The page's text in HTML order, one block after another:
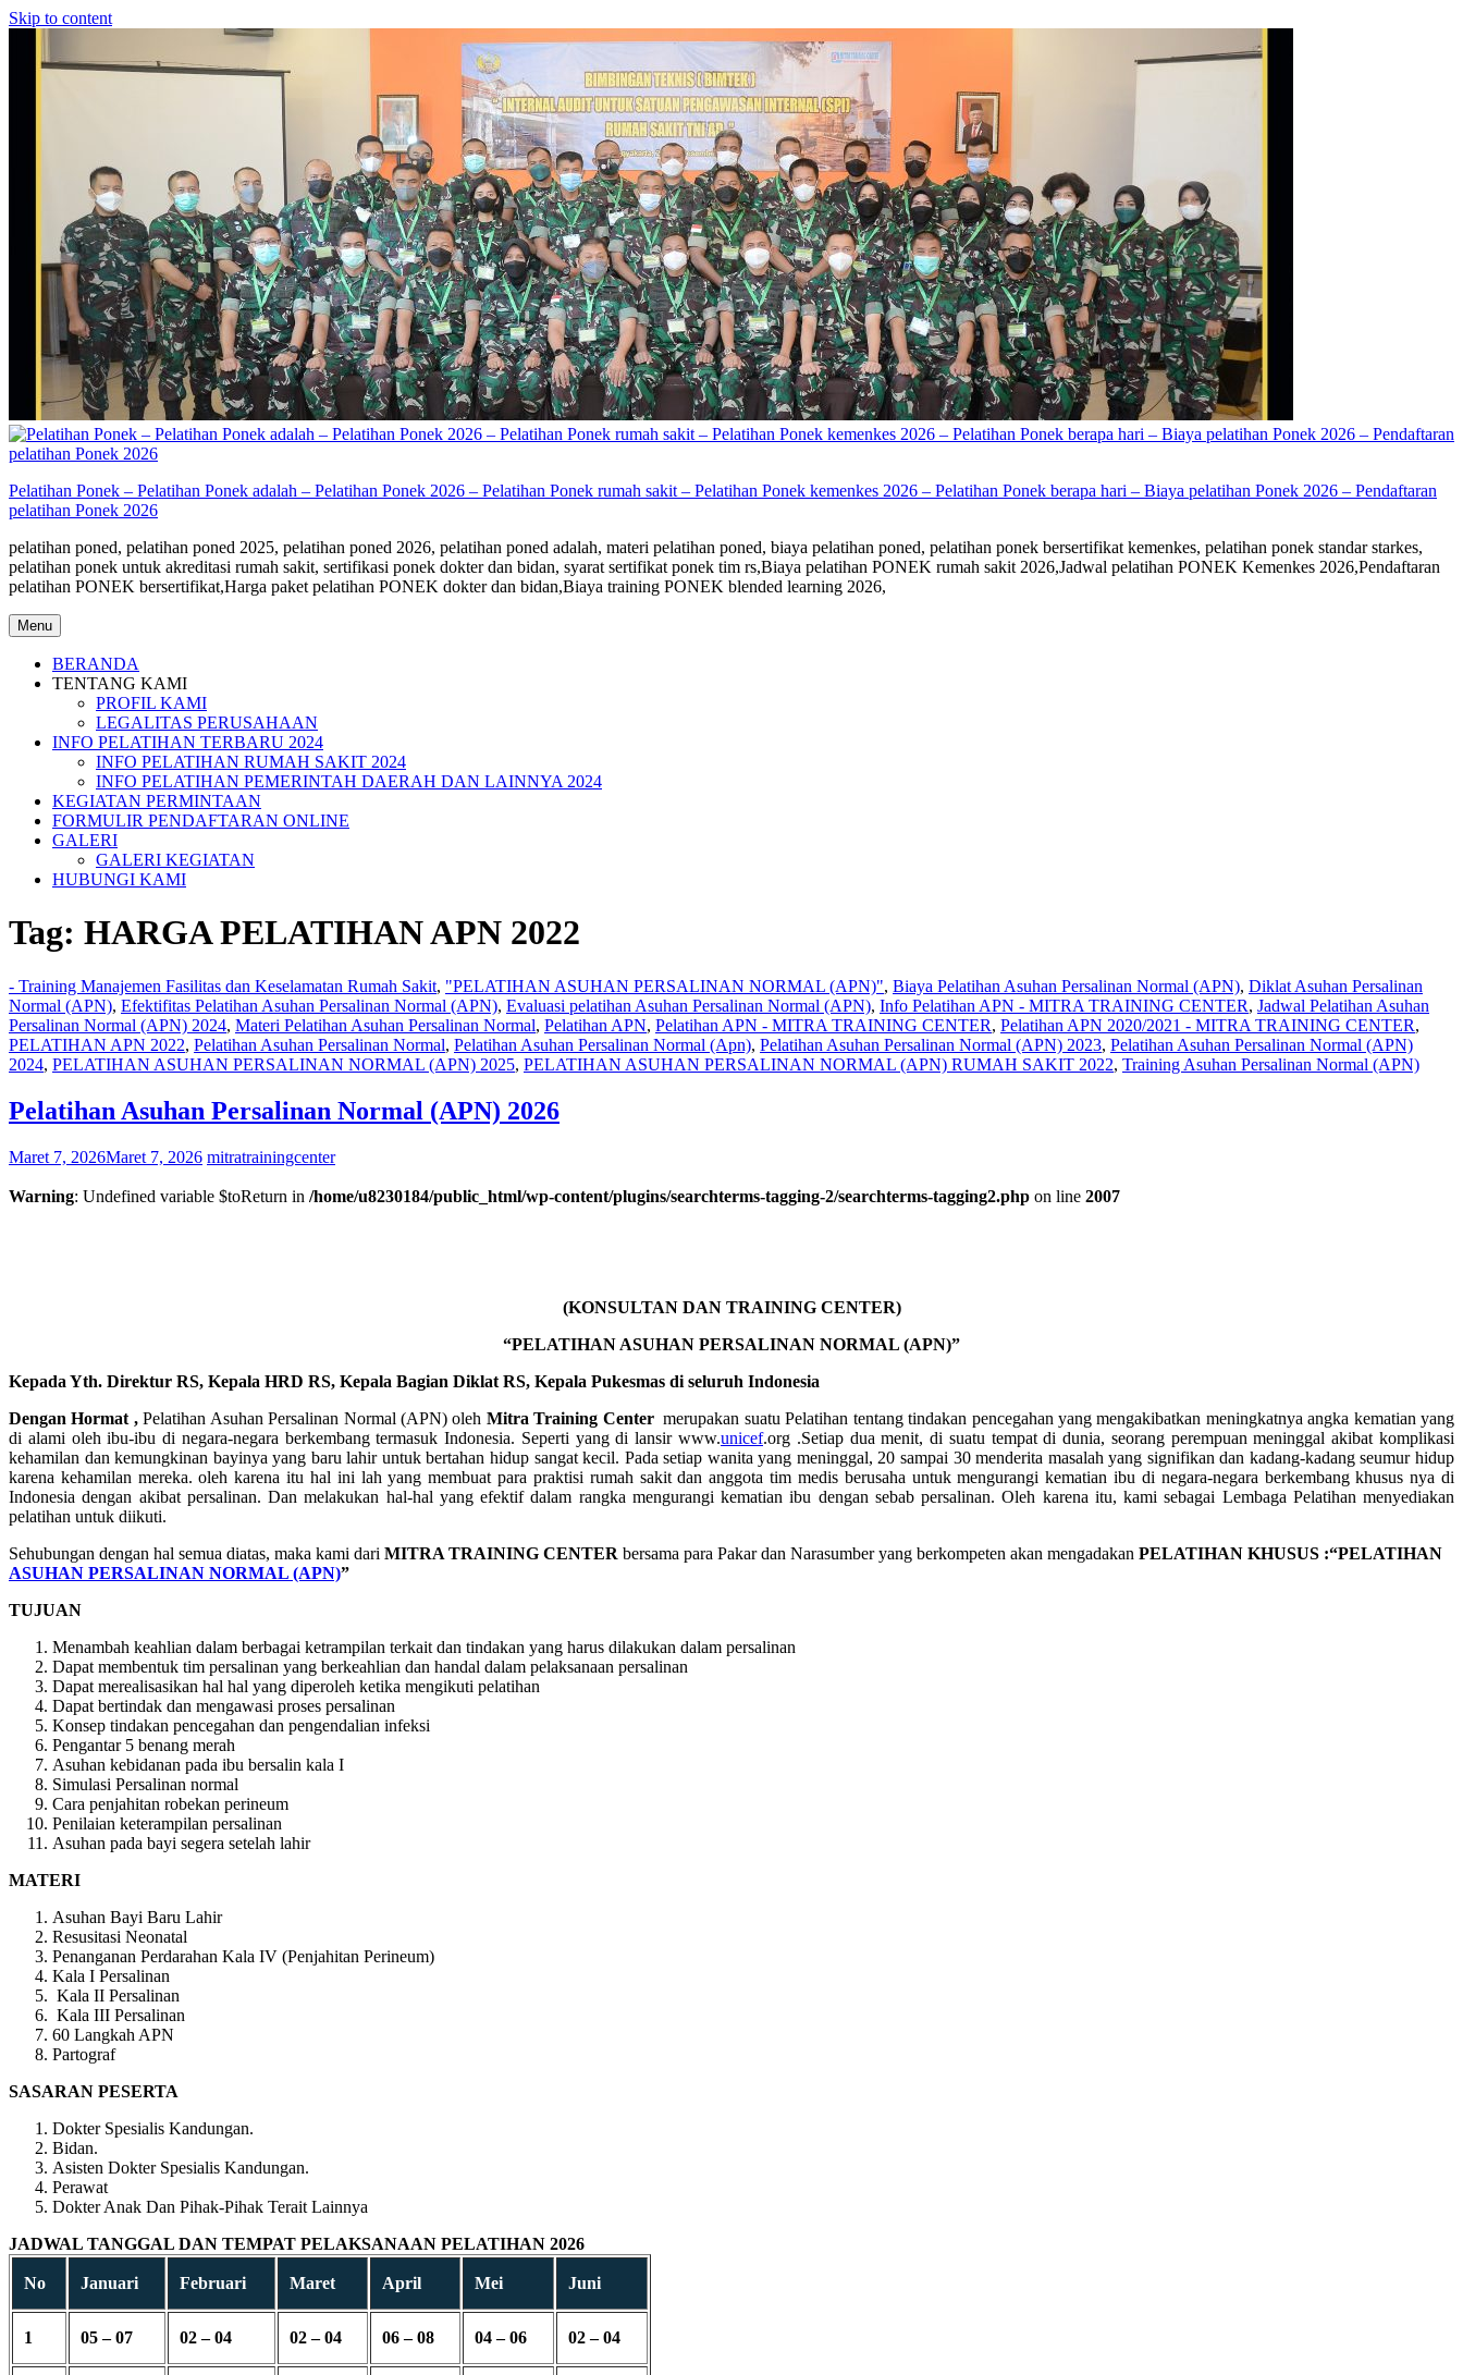
Skip to content
Pelatihan Ponek – Pelatihan Ponek adalah – Pelatihan Ponek 2026 – Pelatihan Ponek rumah sakit – Pelatihan Ponek kemenkes 2026 – Pelatihan Ponek berapa hari – Biaya pelatihan Ponek 2026 – Pendaftaran
pelatihan Ponek 2026
pelatihan poned, pelatihan poned 2025, pelatihan poned 2026, pelatihan poned adalah, materi pelatihan poned, biaya pelatihan poned, pelatihan ponek bersertifikat kemenkes, pelatihan ponek standar starkes,
pelatihan ponek untuk akreditasi rumah sakit, sertifikasi ponek dokter dan bidan, syarat sertifikat ponek tim rs,Biaya pelatihan PONEK rumah sakit 2026,Jadwal pelatihan PONEK Kemenkes 2026,Pendaftaran
pelatihan PONEK bersertifikat,Harga paket pelatihan PONEK dokter dan bidan,Biaya training PONEK blended learning 2026,
Menu
BERANDA
TENTANG KAMI
PROFIL KAMI
LEGALITAS PERUSAHAAN
INFO PELATIHAN TERBARU 2024
INFO PELATIHAN RUMAH SAKIT 2024
INFO PELATIHAN PEMERINTAH DAERAH DAN LAINNYA 2024
KEGIATAN PERMINTAAN
FORMULIR PENDAFTARAN ONLINE
GALERI
GALERI KEGIATAN
HUBUNGI KAMI
Tag: HARGA PELATIHAN APN 2022
- Training Manajemen Fasilitas dan Keselamatan Rumah Sakit, "PELATIHAN ASUHAN PERSALINAN NORMAL (APN)", Biaya Pelatihan Asuhan Persalinan Normal (APN), Diklat Asuhan Persalinan
Normal (APN), Efektifitas Pelatihan Asuhan Persalinan Normal (APN), Evaluasi pelatihan Asuhan Persalinan Normal (APN), Info Pelatihan APN - MITRA TRAINING CENTER, Jadwal Pelatihan Asuhan
Persalinan Normal (APN) 2024, Materi Pelatihan Asuhan Persalinan Normal, Pelatihan APN, Pelatihan APN - MITRA TRAINING CENTER, Pelatihan APN 2020/2021 - MITRA TRAINING CENTER,
PELATIHAN APN 2022, Pelatihan Asuhan Persalinan Normal, Pelatihan Asuhan Persalinan Normal (Apn), Pelatihan Asuhan Persalinan Normal (APN) 2023, Pelatihan Asuhan Persalinan Normal (APN)
2024, PELATIHAN ASUHAN PERSALINAN NORMAL (APN) 2025, PELATIHAN ASUHAN PERSALINAN NORMAL (APN) RUMAH SAKIT 2022, Training Asuhan Persalinan Normal (APN)
Pelatihan Asuhan Persalinan Normal (APN) 2026
Maret 7, 2026Maret 7, 2026 mitratrainingcenter
Warning: Undefined variable $toReturn in /home/u8230184/public_html/wp-content/plugins/searchterms-tagging-2/searchterms-tagging2.php on line 2007
(KONSULTAN DAN TRAINING CENTER)
“PELATIHAN ASUHAN PERSALINAN NORMAL (APN)”
Kepada Yth. Direktur RS, Kepala HRD RS, Kepala Bagian Diklat RS, Kepala Pukesmas di seluruh Indonesia
Dengan Hormat ,Pelatihan Asuhan Persalinan Normal (APN) oleh Mitra Training Centermerupakan suatu Pelatihan tentang tindakan pencegahan yang mengakibatkan meningkatnya angka kematian yang
di alami oleh ibu-ibu di negara-negara berkembang termasuk Indonesia. Seperti yang di lansir www.unicef.org .Setiap dua menit, di suatu tempat di dunia, seorang perempuan meninggal akibat komplikasi
kehamilan dan kemungkinan bayinya yang baru lahir untuk bertahan hidup sangat kecil. Pada setiap wanita yang meninggal, 20 sampai 30 menderita masalah yang signifikan dan kadang-kadang seumur hidup
karena kehamilan mereka. oleh karena itu hal ini lah yang membuat para praktisi rumah sakit dan anggota tim medis berusaha untuk mengurangi kematian ibu di negara-negara berkembang khusus nya di
Indonesia dengan akibat persalinan. Dan melakukan hal-hal yang efektif dalam rangka mengurangi kematian ibu dengan sebab persalinan. Oleh karena itu, kami sebagai Lembaga Pelatihan menyediakan
pelatihan untuk diikuti.
Sehubungan dengan hal semua diatas, maka kami dari MITRA TRAINING CENTER bersama para Pakar dan Narasumber yang berkompeten akan mengadakan PELATIHAN KHUSUS :“PELATIHAN
ASUHAN PERSALINAN NORMAL (APN)”
TUJUAN
Menambah keahlian dalam berbagai ketrampilan terkait dan tindakan yang harus dilakukan dalam persalinan
Dapat membentuk tim persalinan yang berkeahlian dan handal dalam pelaksanaan persalinan
Dapat merealisasikan hal hal yang diperoleh ketika mengikuti pelatihan
Dapat bertindak dan mengawasi proses persalinan
Konsep tindakan pencegahan dan pengendalian infeksi
Pengantar 5 benang merah
Asuhan kebidanan pada ibu bersalin kala I
Simulasi Persalinan normal
Cara penjahitan robekan perineum
Penilaian keterampilan persalinan
Asuhan pada bayi segera setelah lahir
MATERI
Asuhan Bayi Baru Lahir
Resusitasi Neonatal
Penanganan Perdarahan Kala IV (Penjahitan Perineum)
Kala I Persalinan
Kala II Persalinan
Kala III Persalinan
60 Langkah APN
Partograf
SASARAN PESERTA
Dokter Spesialis Kandungan.
Bidan.
Asisten Dokter Spesialis Kandungan.
Perawat
Dokter Anak Dan Pihak-Pihak Terait Lainnya
JADWAL TANGGAL DAN TEMPAT PELAKSANAAN PELATIHAN 2026
No Januari Februari Maret April Mei Juni
1 05 – 07 02 – 04 02 – 04 06 – 08 04 – 06 02 – 04